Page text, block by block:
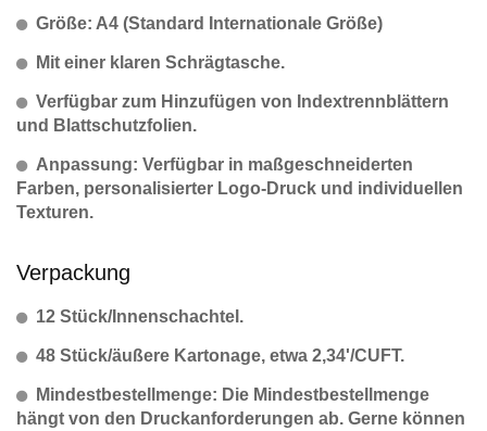
Größe: A4 (Standard Internationale Größe)
Mit einer klaren Schrägtasche.
Verfügbar zum Hinzufügen von Indextrennblättern
und Blattschutzfolien.
Anpassung: Verfügbar in maßgeschneiderten
Farben, personalisierter Logo-Druck und individuellen
Texturen.
Verpackung
12 Stück/Innenschachtel.
48 Stück/äußere Kartonage, etwa 2,34'/CUFT.
Mindestbestellmenge: Die Mindestbestellmenge
hängt von den Druckanforderungen ab. Gerne können